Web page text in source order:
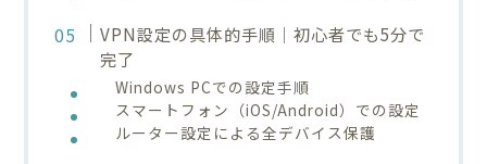
VPN設定の具体的手順｜初心者でも5分で
完了
Windows PCでの設定手順
スマートフォン（iOS/Android）での設定
ルーター設定による全デバイス保護